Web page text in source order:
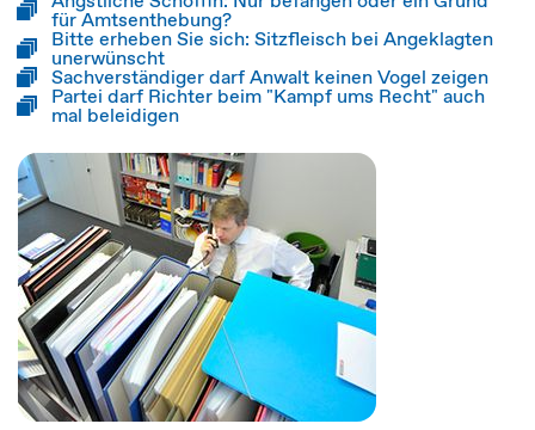
für Amtsenthebung?
Bitte erheben Sie sich: Sitzfleisch bei Angeklagten
unerwünscht
Sachverständiger darf Anwalt keinen Vogel zeigen
Partei darf Richter beim "Kampf ums Recht" auch
mal beleidigen